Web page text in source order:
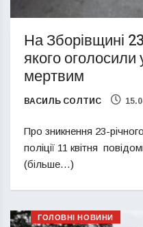
На Зборівщині
якого
мертвим
ВАСИЛЬ СОЛТИС
Про зникнення 23-
поліції 11 квітня
(більше…)
ГОЛОВНІ НОВИНИ